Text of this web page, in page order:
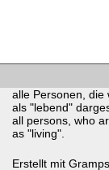
alle Personen, die
als "lebend"
all persons, who
as "living".
Erstellt mit Gramps